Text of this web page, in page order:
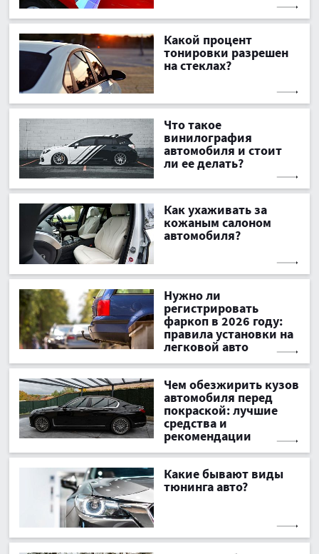
Какой процент
тонировки разрешен
на стеклах?
Что такое
винилография
автомобиля и стоит
ли ее делать?
Как ухаживать за
кожаным салоном
автомобиля?
Нужно ли
регистрировать
фаркоп в 2026 году:
правила установки на
легковой авто
Чем обезжирить кузов
автомобиля перед
покраской: лучшие
средства и
рекомендации
Какие бывают виды
тюнинга авто?